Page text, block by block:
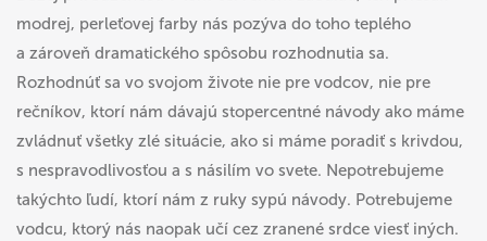
modrej, perleťovej farby nás pozýva do toho teplého
a zároveň dramatického spôsobu rozhodnutia sa.
Rozhodnúť sa vo svojom živote nie pre vodcov, nie pre
rečníkov, ktorí nám dávajú stopercentné návody ako máme
zvládnuť všetky zlé situácie, ako si máme poradiť s krivdou,
s nespravodlivosťou a s násilím vo svete. Nepotrebujeme
takýchto ľudí, ktorí nám z ruky sypú návody. Potrebujeme
vodcu, ktorý nás naopak učí cez zranené srdce viesť iných.